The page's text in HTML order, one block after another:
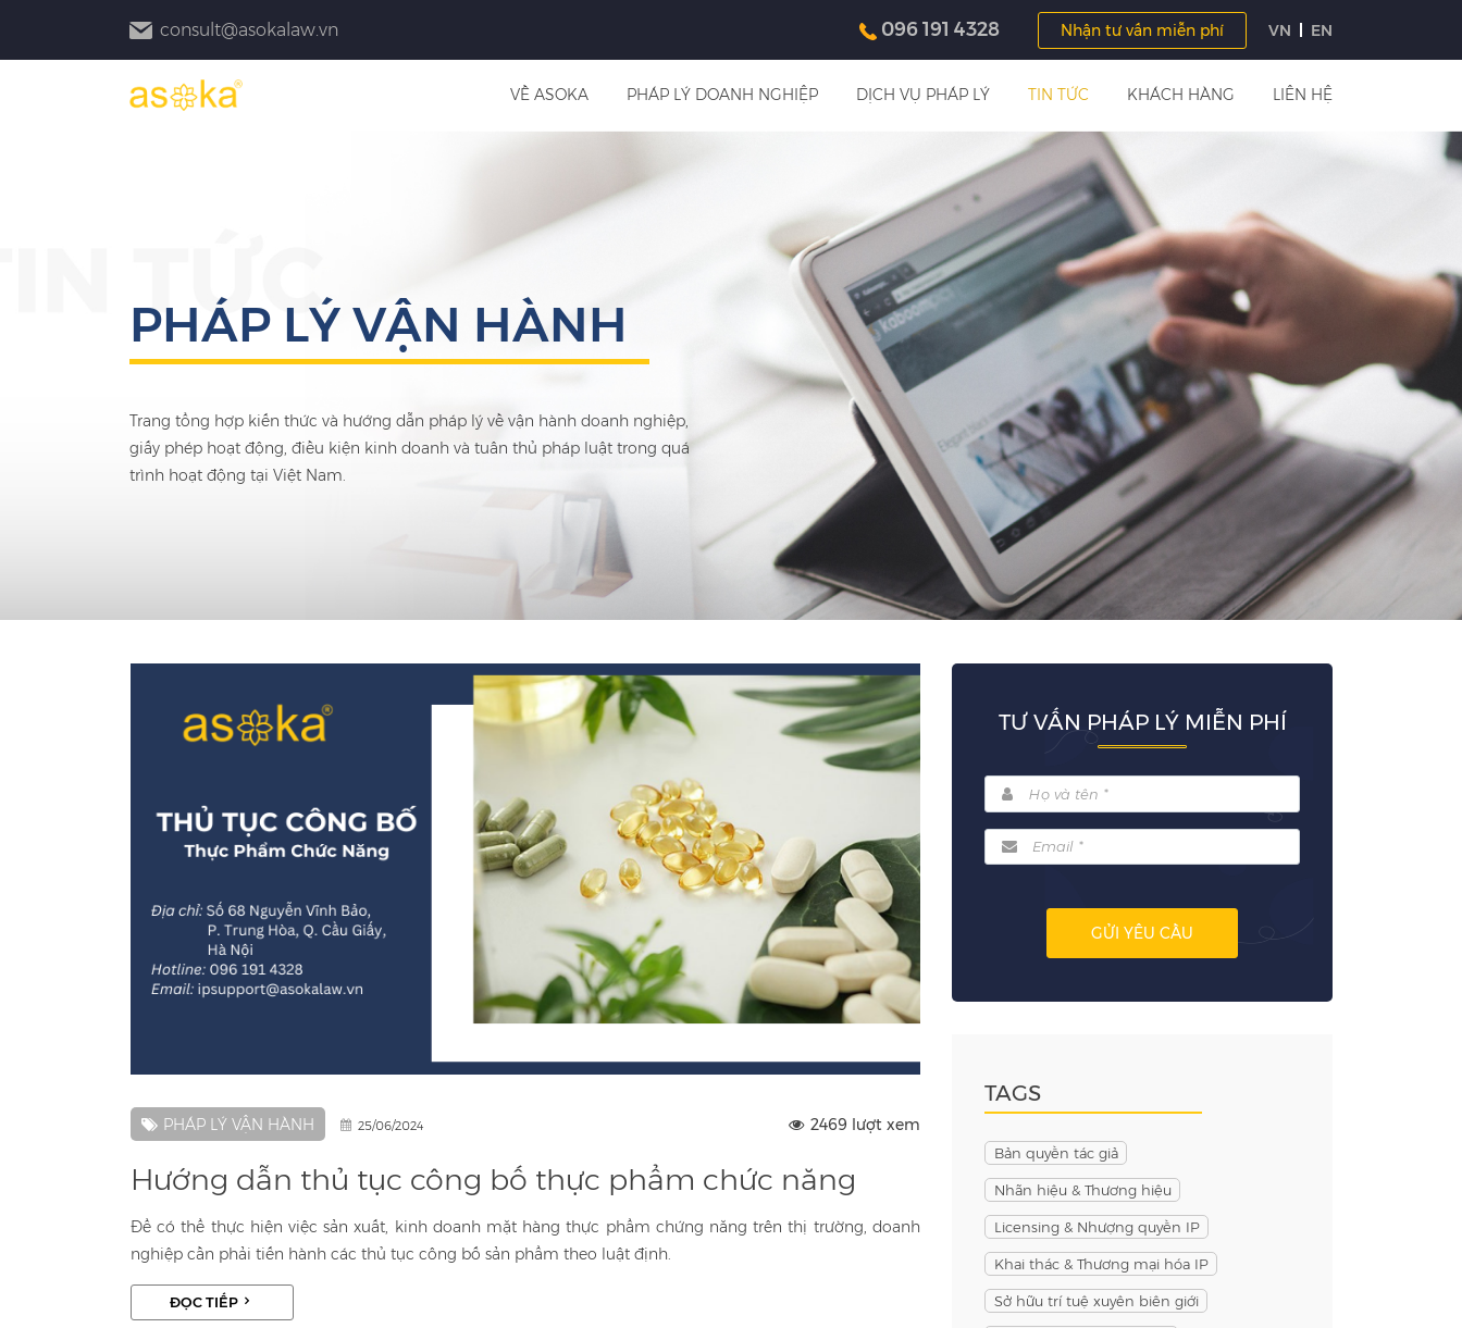
consult@asokalaw.vn 096 191 4328 Nhận tư vấn miễn phí VN EN
VỀ ASOKA PHÁP LÝ DOANH NGHIỆP DỊCH VỤ PHÁP LÝ TIN TỨC KHÁCH HÀNG LIÊN HỆ
PHÁP LÝ VẬN HÀNH
Trang tổng hợp kiến thức và hướng dẫn pháp lý về vận hành doanh nghiệp,
giấy phép hoạt động, điều kiện kinh doanh và tuân thủ pháp luật trong quá
trình hoạt động tại Việt Nam.
PHÁP LÝ VẬN HÀNH 25/06/2024 2469 lượt xem
Hướng dẫn thủ tục công bố thực phẩm chức năng
Để có thể thực hiện việc sản xuất, kinh doanh mặt hàng thực phẩm chứng năng trên thị trường, doanh
nghiệp cần phải tiến hành các thủ tục công bố sản phẩm theo luật định.
ĐỌC TIẾP
TƯ VẤN PHÁP LÝ MIỄN PHÍ
GỬI YÊU CẦU
TAGS
Bản quyền tác giả
Nhãn hiệu & Thương hiệu
Licensing & Nhượng quyền IP
Khai thác & Thương mại hóa IP
Sở hữu trí tuệ xuyên biên giới